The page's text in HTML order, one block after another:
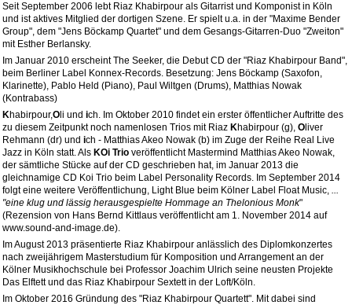
Seit September 2006 lebt Riaz Khabirpour als Gitarrist und Komponist in Köln
und ist aktives Mitglied der dortigen Szene. Er spielt u.a. in der "Maxime Bender
Group", dem "Jens Böckamp Quartet" und dem Gesangs-Gitarren-Duo "Zweiton"
mit Esther Berlansky.
Im Januar 2010 erscheint The Seeker, die Debut CD der "Riaz Khabirpour Band",
beim Berliner Label Konnex-Records. Besetzung: Jens Böckamp (Saxofon,
Klarinette), Pablo Held (Piano), Paul Wiltgen (Drums), Matthias Nowak
(Kontrabass)
Khabirpour,O li und ich. Im Oktober 2010 findet ein erster öffentlicher Auftritte des
zu diesem Zeitpunkt noch namenlosen Trios mit Riaz Khabirpour (g), O liver
Rehmann (dr) und ich - Matthias Akeo Nowak (b) im Zuge der Reihe Real Live
Jazz in Köln statt. Als KOi Trio veröffentlicht Mastermind Matthias Akeo Nowak,
der sämtliche Stücke auf der CD geschrieben hat, im Januar 2013 die
gleichnamige CD Koi Trio beim Label Personality Records. Im September 2014
folgt eine weitere Veröffentlichung, Light Blue beim Kölner Label Float Music, ...
"eine klug und lässig herausgespielte Hommage an Thelonious Monk"
(Rezension von Hans Bernd Kittlaus veröffentlicht am 1. November 2014 auf
www.sound-and-image.de).
Im August 2013 präsentierte Riaz Khabirpour anlässlich des Diplomkonzertes
nach zweijährigem Masterstudium für Komposition und Arrangement an der
Kölner Musikhochschule bei Professor Joachim Ulrich seine neusten Projekte
Das Elftett und das Riaz Khabirpour Sextett in der Loft/Köln.
Im Oktober 2016 Gründung des "Riaz Khabirpour Quartett". Mit dabei sind